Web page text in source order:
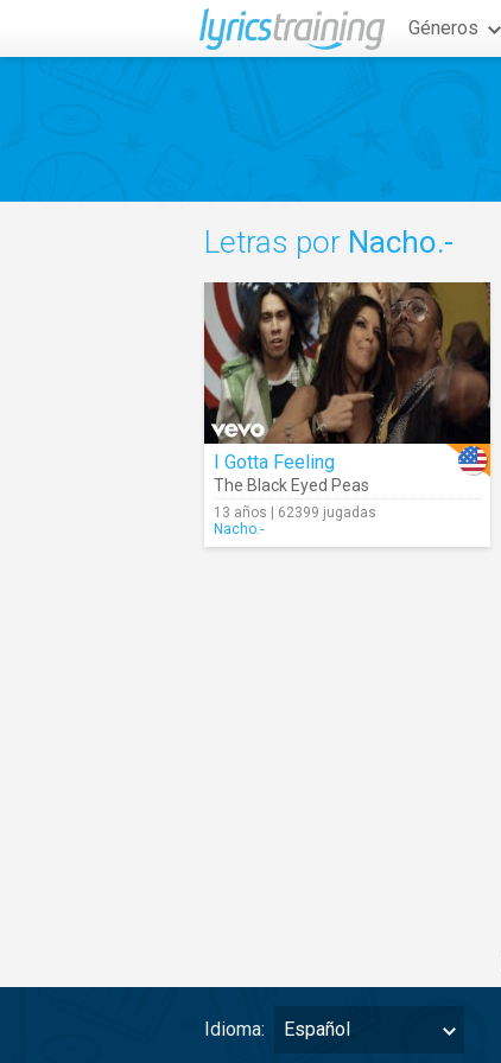
Géneros
Letras por Nacho.-
I Gotta Feeling
The Black Eyed Peas
13 años | 62399 jugadas
Nacho.-
Idioma: Español